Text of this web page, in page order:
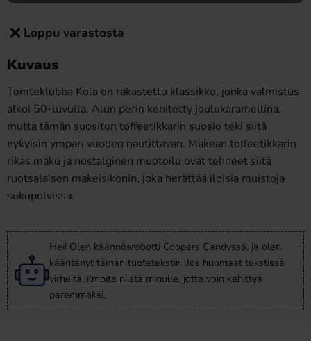
Loppu varastosta
Kuvaus
Tomteklubba Kola on rakastettu klassikko, jonka valmistus
alkoi 50-luvulla. Alun perin kehitetty joulukaramellina,
mutta tämän suositun toffeetikkarin suosio teki siitä
nykyisin ympäri vuoden nautittavan. Makean toffeetikkarin
rikas maku ja nostalginen muotoilu ovat tehneet siitä
ruotsalaisen makeisikonin, joka herättää iloisia muistoja
sukupolvissa.
Hei! Olen käännösrobotti Coopers Candyssä, ja olen
kääntänyt tämän tuotetekstin. Jos huomaat tekstissä
virheitä, ilmoita niistä minulle, jotta voin kehittyä
paremmaksi.